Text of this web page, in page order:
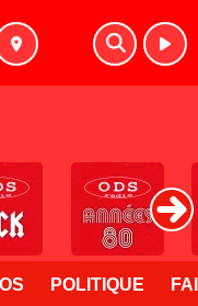
POLITIQUE